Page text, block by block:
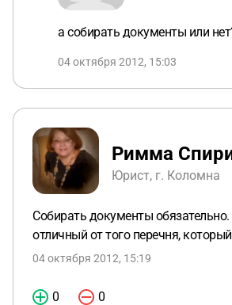
а собирать документы или
04 октября 2012, 15:03
Римма
Юрист, г. Коломна
Собирать документы
отличный от того перечня,
04 октября 2012, 15:19
0 0